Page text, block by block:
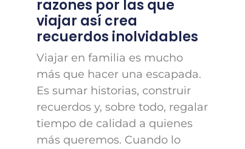
razones por las que
viajar así crea
recuerdos inolvidables
Viajar en familia es mucho
más que hacer una escapada.
Es sumar historias, construir
recuerdos y, sobre todo, regalar
tiempo de calidad a quienes
más queremos. Cuando lo